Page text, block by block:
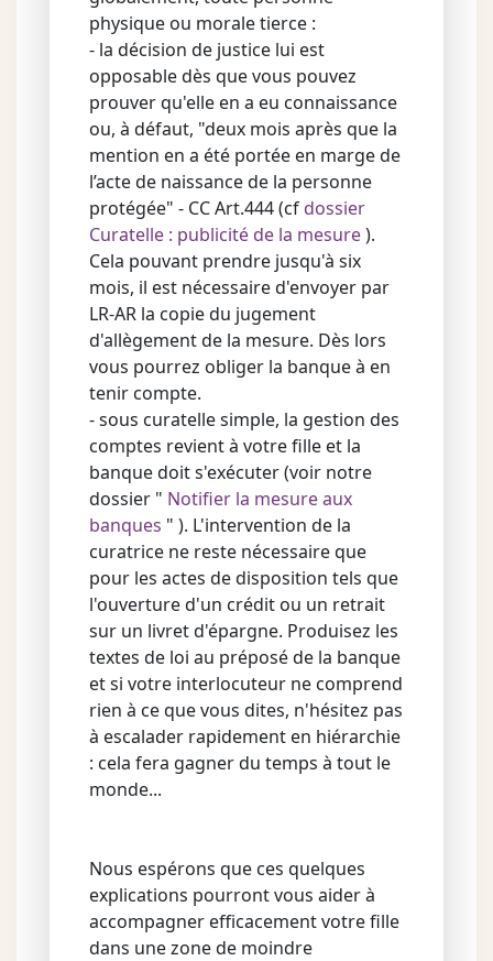
physique ou morale tierce :
- la décision de justice lui est
opposable dès que vous pouvez
prouver qu'elle en a eu connaissance
ou, à défaut, "deux mois après que la
mention en a été portée en marge de
l’acte de naissance de la personne
protégée" - CC Art.444 (cf dossier
Curatelle : publicité de la mesure).
Cela pouvant prendre jusqu'à six
mois, il est nécessaire d'envoyer par
LR-AR la copie du jugement
d'allègement de la mesure. Dès lors
vous pourrez obliger la banque à en
tenir compte.
- sous curatelle simple, la gestion des
comptes revient à votre fille et la
banque doit s'exécuter (voir notre
dossier " Notifier la mesure aux
banques " ). L'intervention de la
curatrice ne reste nécessaire que
pour les actes de disposition tels que
l'ouverture d'un crédit ou un retrait
sur un livret d'épargne. Produisez les
textes de loi au préposé de la banque
et si votre interlocuteur ne comprend
rien à ce que vous dites, n'hésitez pas
à escalader rapidement en hiérarchie
: cela fera gagner du temps à tout le
monde...
Nous espérons que ces quelques
explications pourront vous aider à
accompagner efficacement votre fille
dans une zone de moindre